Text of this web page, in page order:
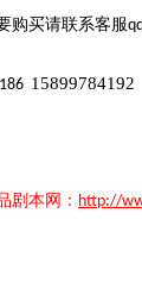
购买请联系客服
15899784192
剧本网： http://